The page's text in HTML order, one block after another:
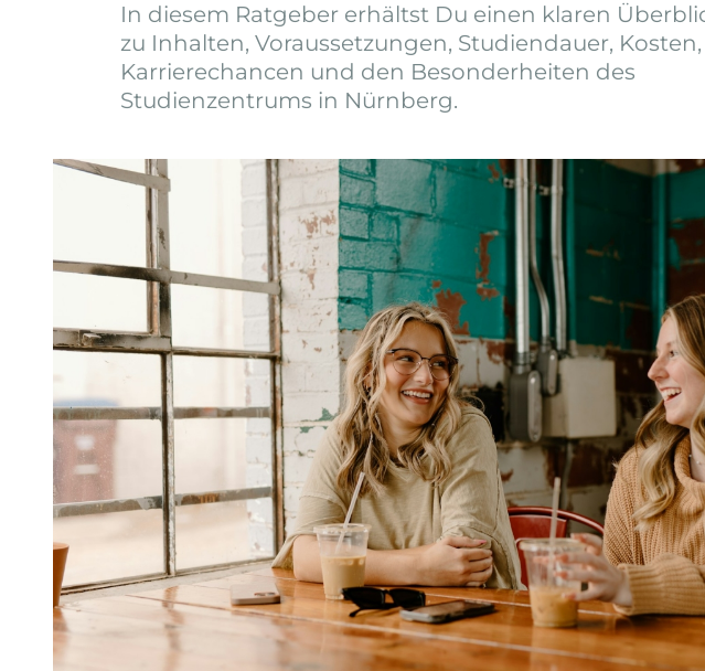
In diesem Ratgeber erhältst Du einen klaren
zu Inhalten, Voraussetzungen, Studiendauer, Kosten,
Karrierechancen und den Besonderheiten des
Studienzentrums in Nürnberg.